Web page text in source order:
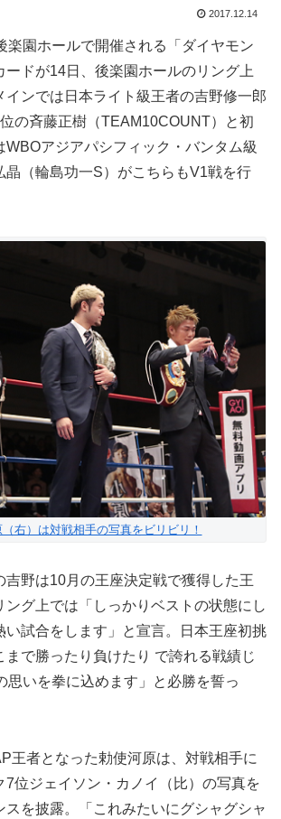
2017.12.14
園ホールで開催される「ダイヤモン
ードが14日、後楽園ホールのリング上
インでは日本ライト級王者の吉野修一郎
位の斉藤正樹（TEAM10COUNT）と初
WBOアジアパシフィック・バンタム級
晶（輪島功一S）がこちらもV1戦を行
右）は対戦相手の写真をビリビリ！
野は10月の王座決定戦で獲得した王
ング上では「しっかりベストの状態にし
い試合をします」と宣言。日本王座初挑
まで勝ったり負けたり で誇れる戦績じ
思いを拳に込めます」と必勝を誓っ
王者となった勅使河原は、対戦相手に
7位ジェイソン・カノイ（比）の写真を
スを披露。「これみたいにグシャグシャ